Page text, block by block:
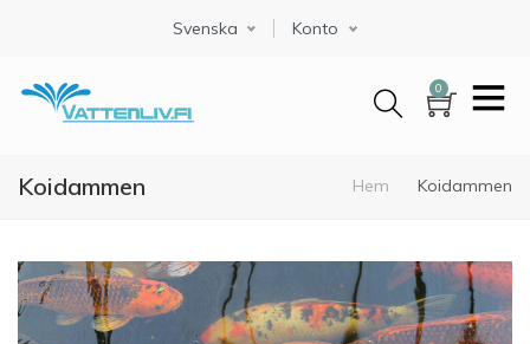
Select your language
Svenska Konto
0
Koidammen Länkstig
Hem Koidammen